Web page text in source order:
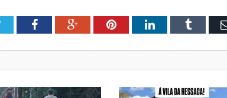
TwitterFacebookGoogle+PinterestLinkedInTumblr